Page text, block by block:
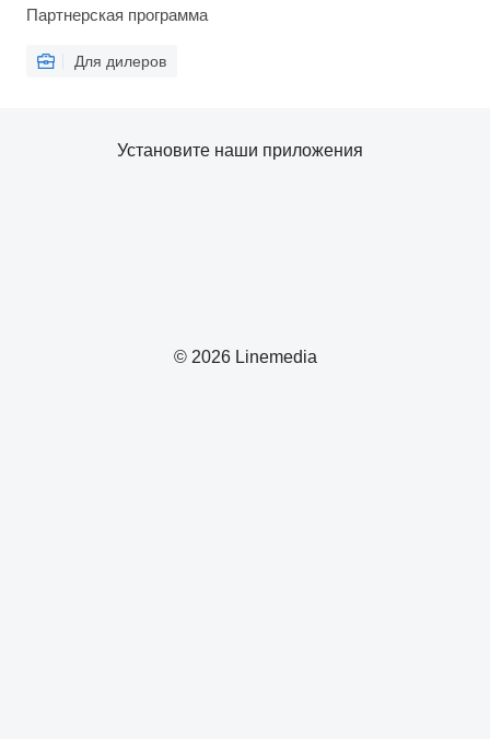
Партнерская программа
Для дилеров
© 2026 Linemedia
Установите наши приложения